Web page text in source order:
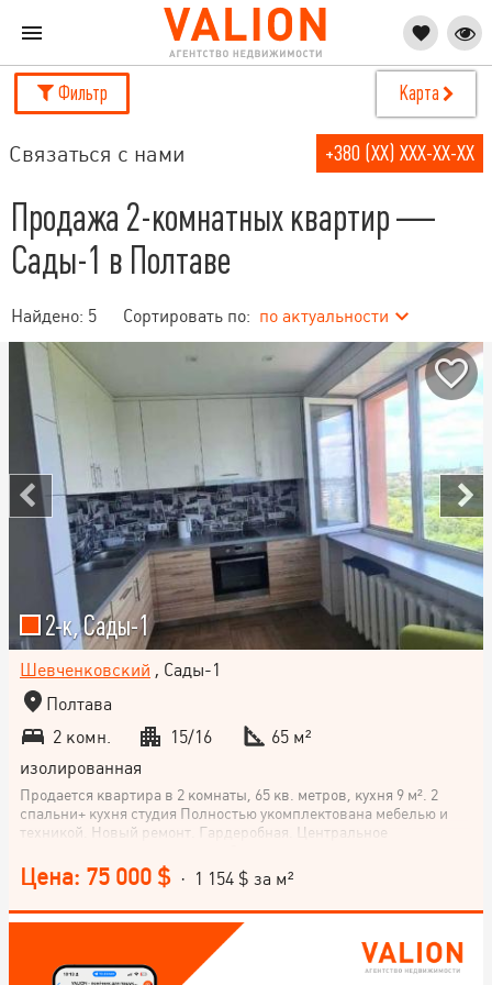
Фильтр Карта
Связаться с нами +380 (XX) XXX-XX-XX
Продажа 2-комнатных квартир —
Сады-1 в Полтаве
Найдено: 5 Сортировать по: по актуальности
2-к, Сады-1
Шевченковский , Сады-1
Полтава
2 комн.
15/16
65 м²
изолированная
Продается квартира в 2 комнаты, 65 кв. метров, кухня 9 м². 2
спальни+ кухня студия Полностью укомплектована мебелью и
техникой. Новый ремонт. Гардеробная. Центральное
Цена: 75 000 $ · 1 154 $ за м²